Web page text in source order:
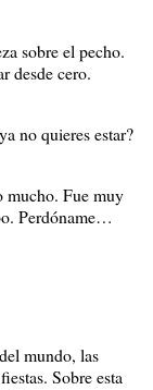
sobre el pecho.
desde cero.
no quieres estar?
mucho. Fue muy
Perdóname…
mundo, las
Sobre esta